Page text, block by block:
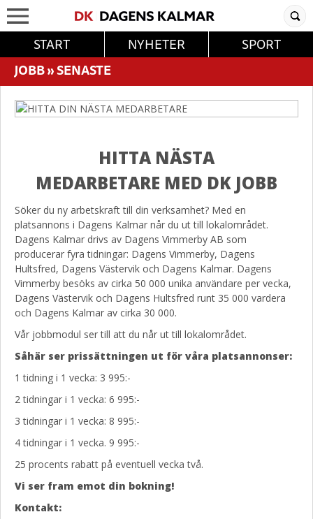
START NYHETER
SPORT
JOBB»SENASTE
HITTA NÄSTA
MEDARBETARE MED DK JOBB
Söker du ny arbetskraft till din verksamhet? Med en
platsannons i Dagens Kalmar når du ut till lokalområdet.
Dagens Kalmar drivs av Dagens Vimmerby AB som
producerar fyra tidningar: Dagens Vimmerby, Dagens
Hultsfred, Dagens Västervik och Dagens Kalmar. Dagens
Vimmerby besöks av cirka 50 000 unika användare per vecka,
Dagens Västervik och Dagens Hultsfred runt 35 000 vardera
och Dagens Kalmar av cirka 30 000.
Vår jobbmodul ser till att du når ut till lokalområdet.
Såhär ser prissättningen ut för våra platsannonser:
1 tidning i 1 vecka: 3 995:-
2 tidningar i 1 vecka: 6 995:-
3 tidningar i 1 vecka: 8 995:-
4 tidningar i 1 vecka. 9 995:-
25 procents rabatt på eventuell vecka två.
Vi ser fram emot din bokning!
Kontakt: